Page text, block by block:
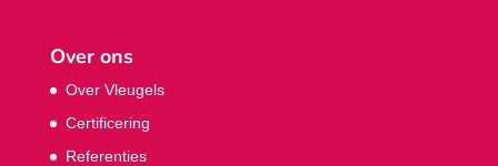
Over ons
Over Vleugels
Certificering
Referenties